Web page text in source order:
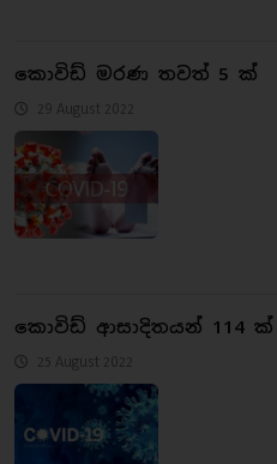
කොවිඩ් මරණ තවත් 5 ක්
29 August 2022
කොවිඩ් ආසාදිතයන් 114 ක්
25 August 2022